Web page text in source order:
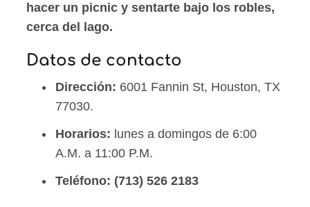
hacer un picnic y sentarte bajo los robles,
cerca del lago.
Datos de contacto
Dirección: 6001 Fannin St, Houston, TX
77030.
Horarios: lunes a domingos de 6:00
A.M. a 11:00 P.M.
Teléfono: (713) 526 2183